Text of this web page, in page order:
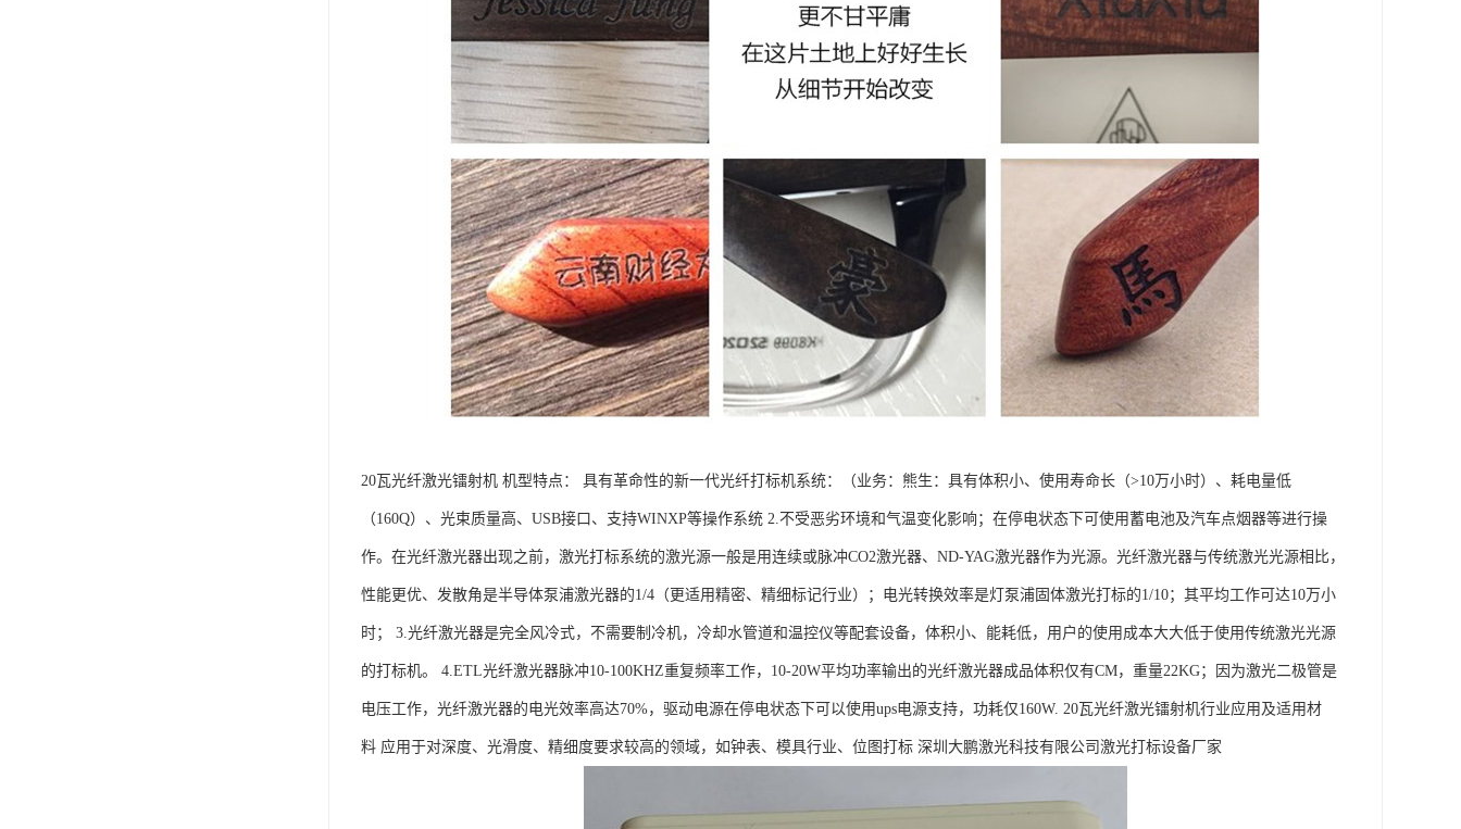
20瓦光纤激光镭射机 机型特点： 具有革命性的新一代光纤打标机系统：（业务：熊生：具有体积小、使用寿命长（>10万小时）、耗电量低
（160Q）、光束质量高、USB接口、支持WINXP等操作系统 2.不受恶劣环境和气温变化影响；在停电状态下可使用蓄电池及汽车点烟器等进行操
作。在光纤激光器出现之前，激光打标系统的激光源一般是用连续或脉冲CO2激光器、ND-YAG激光器作为光源。光纤激光器与传统激光光源相比，
性能更优、发散角是半导体泵浦激光器的1/4（更适用精密、精细标记行业）；电光转换效率是灯泵浦固体激光打标的1/10；其平均工作可达10万小
时； 3.光纤激光器是完全风冷式，不需要制冷机，冷却水管道和温控仪等配套设备，体积小、能耗低，用户的使用成本大大低于使用传统激光光源
的打标机。 4.ETL光纤激光器脉冲10-100KHZ重复频率工作，10-20W平均功率输出的光纤激光器成品体积仅有CM，重量22KG；因为激光二极管是
电压工作，光纤激光器的电光效率高达70%，驱动电源在停电状态下可以使用ups电源支持，功耗仅160W. 20瓦光纤激光镭射机行业应用及适用材
料 应用于对深度、光滑度、精细度要求较高的领域，如钟表、模具行业、位图打标 深圳大鹏激光科技有限公司激光打标设备厂家